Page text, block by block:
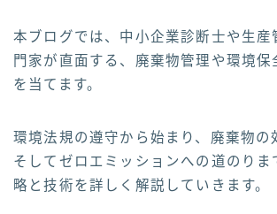
本ブログでは、中小企業診断士や生産
門家が直面する、廃棄物管理や環境保
を当てます。
環境法規の遵守から始まり、廃棄物の
そしてゼロエミッションへの道のりま
略と技術を詳しく解説していきます。